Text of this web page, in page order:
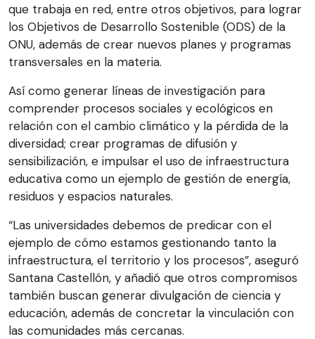
que trabaja en red, entre otros objetivos, para lograr
los Objetivos de Desarrollo Sostenible (ODS) de la
ONU, además de crear nuevos planes y programas
transversales en la materia.
Así como generar líneas de investigación para
comprender procesos sociales y ecológicos en
relación con el cambio climático y la pérdida de la
diversidad; crear programas de difusión y
sensibilización, e impulsar el uso de infraestructura
educativa como un ejemplo de gestión de energía,
residuos y espacios naturales.
“Las universidades debemos de predicar con el
ejemplo de cómo estamos gestionando tanto la
infraestructura, el territorio y los procesos”, aseguró
Santana Castellón, y añadió que otros compromisos
también buscan generar divulgación de ciencia y
educación, además de concretar la vinculación con
las comunidades más cercanas.